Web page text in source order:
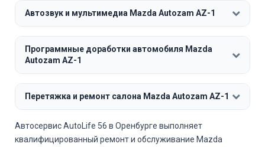
Автозвук и мультимедиа Mazda Autozam AZ-1
Программные доработки автомобиля Mazda
Autozam AZ-1
Перетяжка и ремонт салона Mazda Autozam AZ-1
Автосервис AutoLife 56 в Оренбурге выполняет
квалифицированный ремонт и обслуживание Mazda